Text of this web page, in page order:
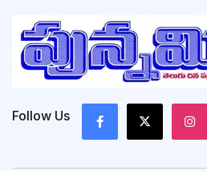
Follow Us